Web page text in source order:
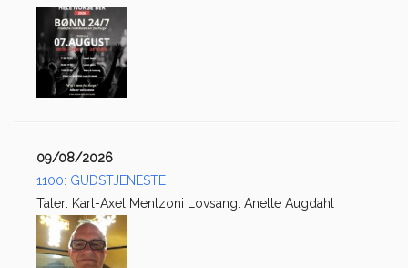
09/08/2026
1100: GUDSTJENESTE
Taler: Karl-Axel Mentzoni Lovsang: Anette Augdahl